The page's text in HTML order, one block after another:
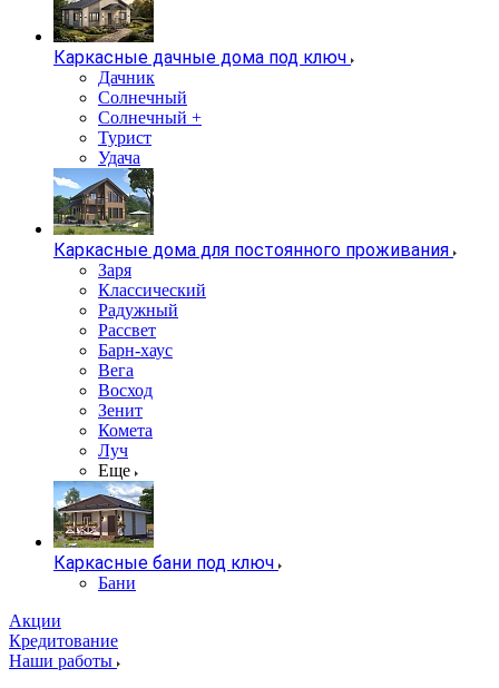
Каркасные дачные дома под ключ
Дачник
Солнечный
Солнечный +
Турист
Удача
Каркасные дома для постоянного проживания
Заря
Классический
Радужный
Рассвет
Барн-хаус
Вега
Восход
Зенит
Комета
Луч
Еще
Каркасные бани под ключ
Бани
Акции
Кредитование
Наши работы